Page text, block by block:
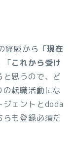
経験から「現在
「これから受け
と思うので、ど
転職活動にな
ジェントとdoda
らも登録必須だ